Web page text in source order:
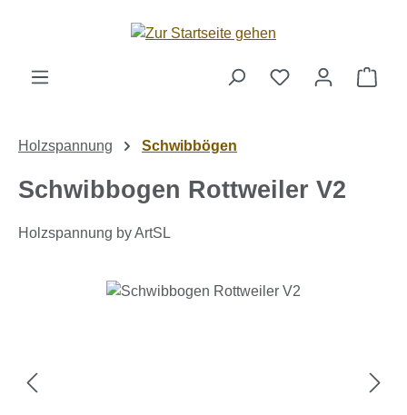
Zum Hauptinhalt springen
Holzspannung Schwibbögen
Schwibbogen Rottweiler V2
Holzspannung by ArtSL
Bildergalerie überspringen